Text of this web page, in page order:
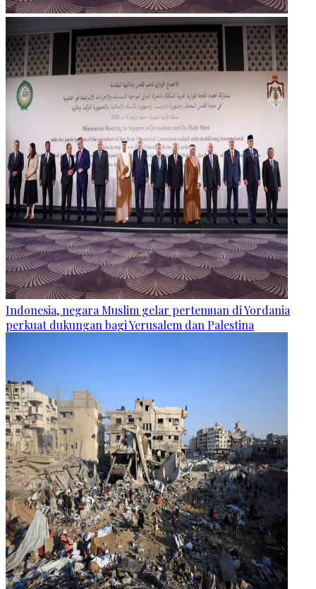
Indonesia, negara Muslim gelar pertemuan di Yordania
perkuat dukungan bagi Yerusalem dan Palestina